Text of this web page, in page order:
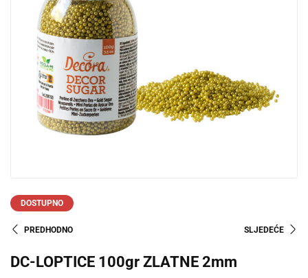
DOSTUPNO
PREDHODNO SLJEDEĆE
DC-LOPTICE 100gr ZLATNE 2mm